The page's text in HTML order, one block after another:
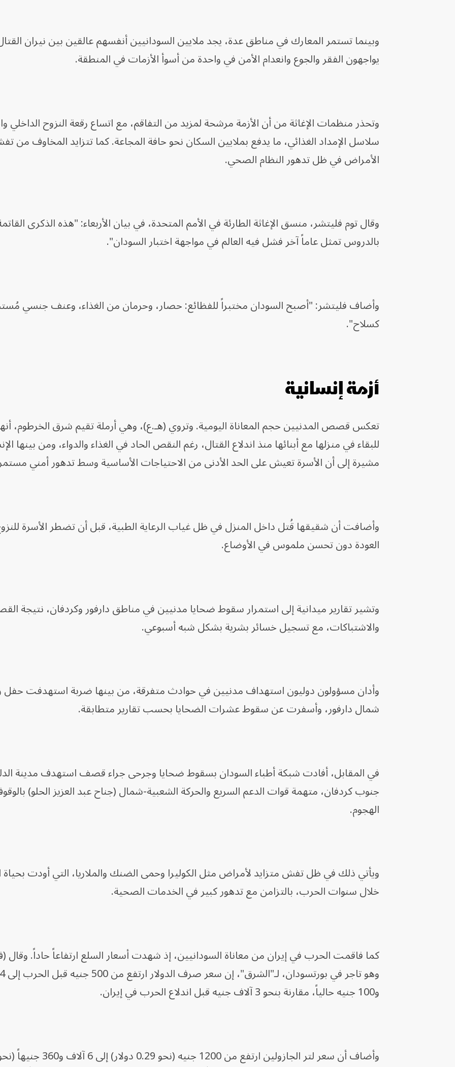
وبينما تستمر المعارك في مناطق عدة، يجد ملايين السودانيين أنفسهم عالقين بين نيران
يواجهون الفقر والجوع وانعدام الأمن في واحدة من أسوأ الأزمات في المنطقة.
وتحذر منظمات الإغاثة من أن الأزمة مرشحة لمزيد من التفاقم، مع اتساع رقعة النزوح الداخلي
سلاسل الإمداد الغذائي، ما يدفع بملايين السكان نحو حافة المجاعة. كما تتزايد المخاوف من
الأمراض في ظل تدهور النظام الصحي.
وقال توم فليتشر، منسق الإغاثة الطارئة في الأمم المتحدة، في بيان الأربعاء: "هذه الذكرى
بالدروس تمثل عاماً آخر فشل فيه العالم في مواجهة اختبار السودان".
وأضاف فليتشر: "أصبح السودان مختبراً للفظائع: حصار، وحرمان من الغذاء، وعنف جنسي
كسلاح".
أزمة إنسانية
تعكس قصص المدنيين حجم المعاناة اليومية. وتروي (هـ.ع)، وهي أرملة تقيم شرق الخرطوم،
للبقاء في منزلها مع أبنائها منذ اندلاع القتال، رغم النقص الحاد في الغذاء والدواء، ومن بينها
مشيرة إلى أن الأسرة تعيش على الحد الأدنى من الاحتياجات الأساسية وسط تدهور أمني
وأضافت أن شقيقها قُتل داخل المنزل في ظل غياب الرعاية الطبية، قبل أن تضطر الأسرة
العودة دون تحسن ملموس في الأوضاع.
وتشير تقارير ميدانية إلى استمرار سقوط ضحايا مدنيين في مناطق دارفور وكردفان، نتيجة
والاشتباكات، مع تسجيل خسائر بشرية بشكل شبه أسبوعي.
وأدان مسؤولون دوليون استهداف مدنيين في حوادث متفرقة، من بينها ضربة استهدفت
شمال دارفور، وأسفرت عن سقوط عشرات الضحايا بحسب تقارير متطابقة.
في المقابل، أفادت شبكة أطباء السودان بسقوط ضحايا وجرحى جراء قصف استهدف مدينة
جنوب كردفان، متهمة قوات الدعم السريع والحركة الشعبية-شمال (جناح عبد العزيز الحلو)
الهجوم.
ويأتي ذلك في ظل تفش متزايد لأمراض مثل الكوليرا وحمى الضنك والملاريا، التي أودت بحياة
خلال سنوات الحرب، بالتزامن مع تدهور كبير في الخدمات الصحية.
كما فاقمت الحرب في إيران من معاناة السودانيين، إذ شهدت أسعار السلع ارتفاعاً حاداً.
و100 جنيه حالياً، مقارنة بنحو 3 آلاف جنيه قبل اندلاع الحرب في إيران.